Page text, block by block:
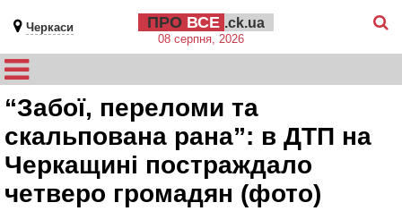
Черкаси ПРО ВСЕ .ck.ua
08 серпня, 2026
“Забої, переломи та
скальпована рана”: в ДТП на
Черкащині постраждало
четверо громадян (фото)